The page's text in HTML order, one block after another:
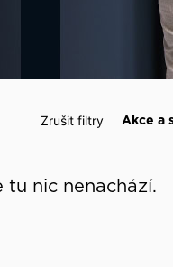
Akce a
Zrušit filtry
tu nic nenachází.